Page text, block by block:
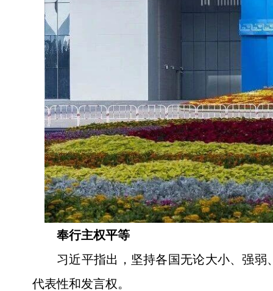
奉行主权平等
习近平指出，坚持各国无论大小、强
代表性和发言权。